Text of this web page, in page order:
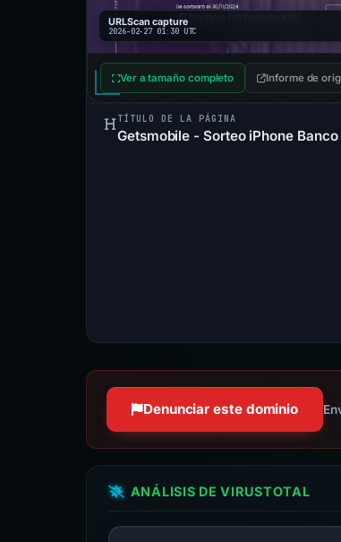
URLScan capture
2026-02-27 01:30 UTC
Ver a tamaño completo Informe de
TÍTULO DE LA PÁGINA
Getsmobile - Sorteo iPhone
Denunciar este dominio
ANÁLISIS DE VIRUSTOTAL